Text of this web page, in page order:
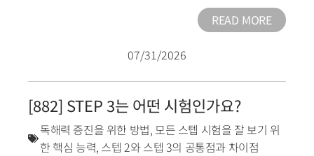
READ MORE
07/31/2026
[882] STEP 3는 어떤 시험인가요?
독해력 증진을 위한 방법, 모든 스텝 시험을 잘 보기 위
한 핵심 능력, 스텝 2와 스텝 3의 공통점과 차이점